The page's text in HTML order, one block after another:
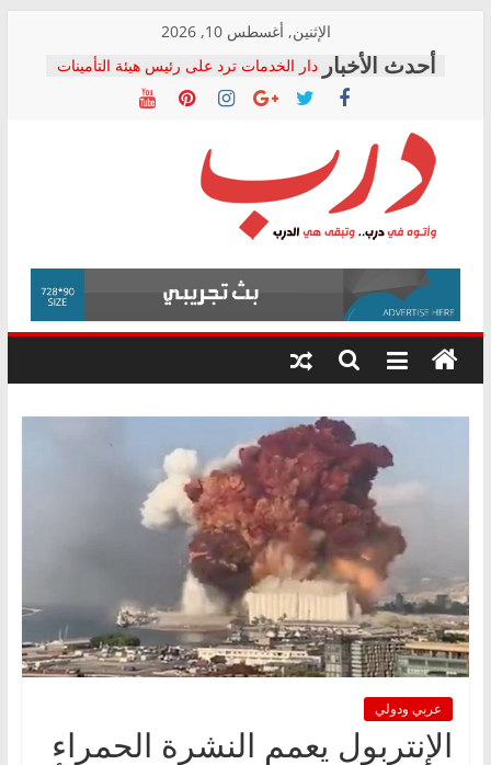
content
الإثنين, أغسطس 10, 2026
دار الخدمات ترد على رئيس هيئة التأمينات
بعد مؤتمره الصحفي: إنكار الأزمة لا ينهي
معاناة أصحاب المعاشات.. ونطالب بكشف
فرحات سليمان يكتب: القطاع الصحي إلى
أين؟
حزب التحالف الشعبي يطلق لجنة “الحق
في الصحة” بالإسكندرية لرصد الانتهاكات
ودعم المرضى
الوزاري لمدينة الصحفيين.. وانتهاء أعمال
إنشاء المبنى الإداري
المجلس القومي لحقوق الإنسان يعلن
متابعة قضية الدكتور محمد زهران.. ويؤكد:
قرينة البراءة وضمانات المحاكمة العادلة
درب
وأتوه
درب..
وتبقى
هي
عربي ودولي
الإنتربول يعمم النشرة الحمراء